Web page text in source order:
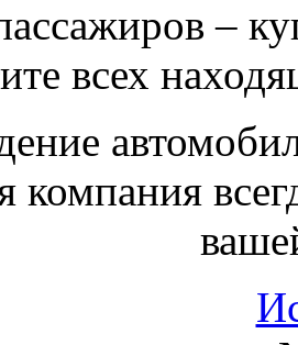
–
всех
компания